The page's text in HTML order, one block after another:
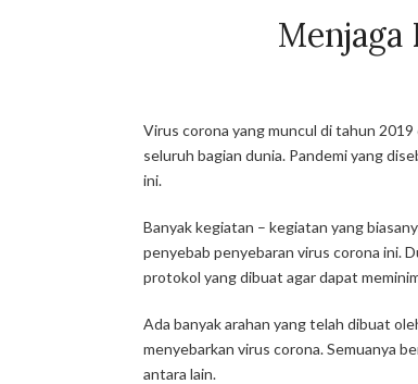
Menjaga
Virus corona yang muncul di tahun
seluruh bagian dunia. Pandemi yang
ini.
Banyak kegiatan – kegiatan yang
penyebab penyebaran virus corona ini.
protokol yang dibuat agar dapat
Ada banyak arahan yang telah dibuat
menyebarkan virus corona. Semuanya
antara lain.